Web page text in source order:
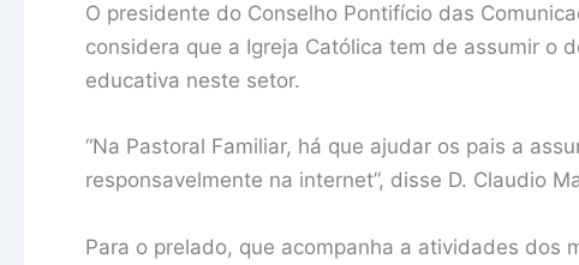
O presidente do Conselho Pontifício das
considera que a Igreja Católica tem de assumir o
educativa neste setor.
“Na Pastoral Familiar, há que ajudar os pais a
responsavelmente na internet”, disse D. Claudio
Para o prelado, que acompanha a atividades dos